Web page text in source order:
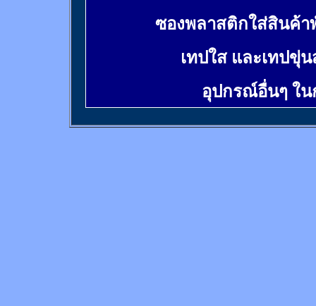
ซองพลาสติกใส่สินค้า
เทปใส และเทปขุ่
อุปกรณ์อื่นๆ ใ